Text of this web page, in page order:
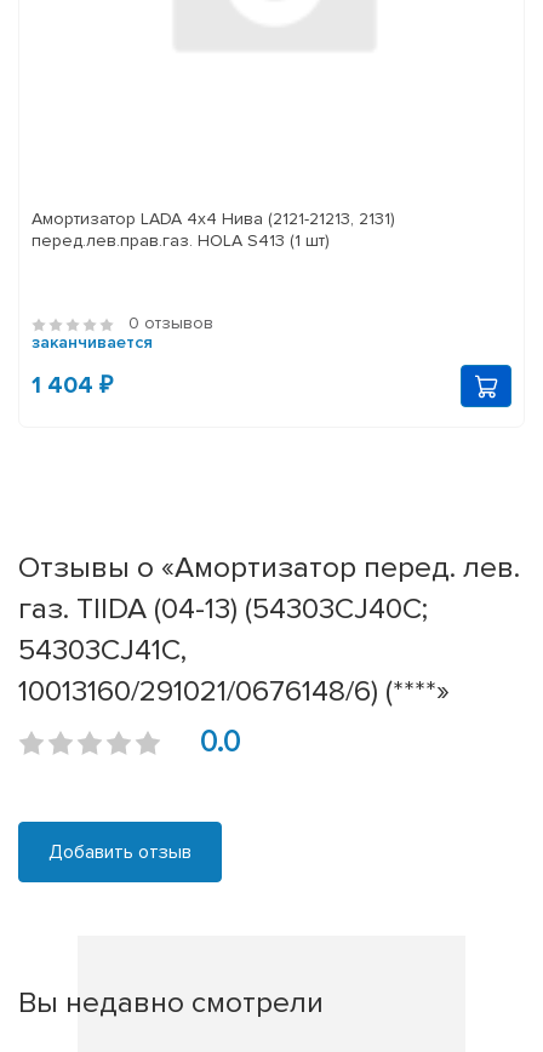
Амортизатор LADA 4x4 Нива (2121-21213, 2131)
перед.лев.прав.газ. HOLA S413 (1 шт)
0 отзывов
заканчивается
1 404 ₽
Отзывы о «Амортизатор перед. лев.
газ. TIIDA (04-13) (54303CJ40C;
54303CJ41C,
10013160/291021/0676148/6) (****»
0.0
Добавить отзыв
Вы недавно смотрели